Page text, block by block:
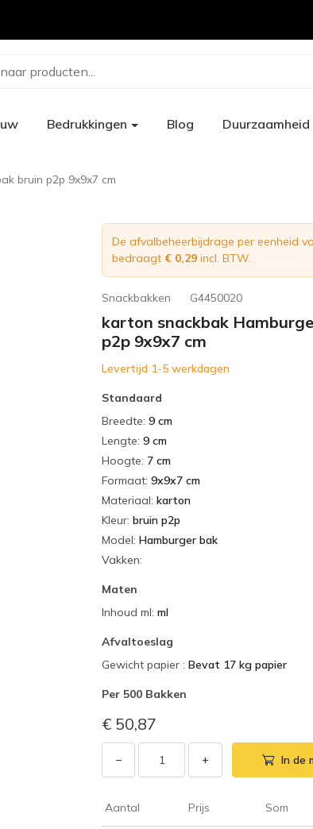
producten...
Bedrukkingen Blog Duurzaamheid
bruin p2p 9x9x7 cm
De afvalbeheerbijdrage per eenheid
bedraagt € 0,29 incl. BTW.
Snackbakken G4450020
karton snackbak
p2p 9x9x7 cm
Levertijd 1-5 werkdagen
Standaard
Breedte: 9 cm
Lengte: 9 cm
Hoogte: 7 cm
Formaat: 9x9x7 cm
Materiaal: karton
Kleur: bruin p2p
Model: Hamburger bak
Vakken:
Maten
Inhoud ml: ml
Afvaltoeslag
Gewicht papier : Bevat 17 kg papier
Per 500 Bakken
€ 50,87
− + In de
Aantal Prijs Som